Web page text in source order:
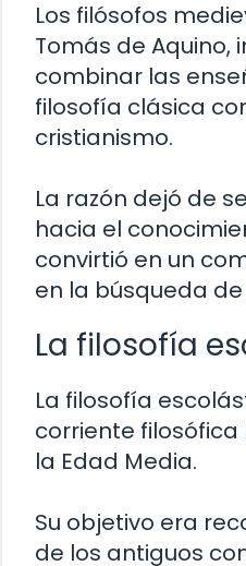
Los filósofos
Tomás de Aquino,
combinar las
filosofía clásica
cristianismo.
La razón dejó de
hacia el
convirtió en un
en la búsqueda
La filosofía
La filosofía
corriente
la Edad Media.
Su objetivo era
de los antiguos